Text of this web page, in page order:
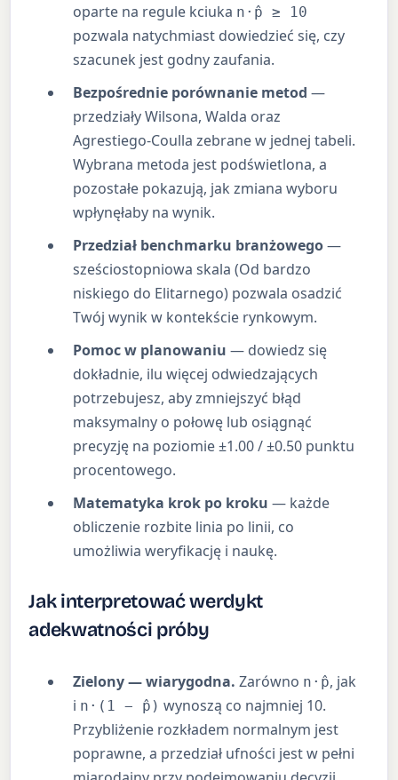
oparte na regule kciuka n·p̂ ≥ 10
pozwala natychmiast dowiedzieć się, czy
szacunek jest godny zaufania.
Bezpośrednie porównanie metod —
przedziały Wilsona, Walda oraz
Agrestiego-Coulla zebrane w jednej tabeli.
Wybrana metoda jest podświetlona, a
pozostałe pokazują, jak zmiana wyboru
wpłynęłaby na wynik.
Przedział benchmarku branżowego—
sześciostopniowa skala (Od bardzo
niskiego do Elitarnego) pozwala osadzić
Twój wynik w kontekście rynkowym.
Pomoc w planowaniu — dowiedz się
dokładnie, ilu więcej odwiedzających
potrzebujesz, aby zmniejszyć błąd
maksymalny o połowę lub osiągnąć
precyzję na poziomie ±1.00 / ±0.50 punktu
procentowego.
Matematyka krok po kroku — każde
obliczenie rozbite linia po linii, co
umożliwia weryfikację i naukę.
Jak interpretować werdykt
adekwatności próby
Zielony — wiarygodna. Zarówno n·p̂, jak
i n·(1 − p̂) wynoszą co najmniej 10.
Przybliżenie rozkładem normalnym jest
poprawne, a przedział ufności jest w pełni